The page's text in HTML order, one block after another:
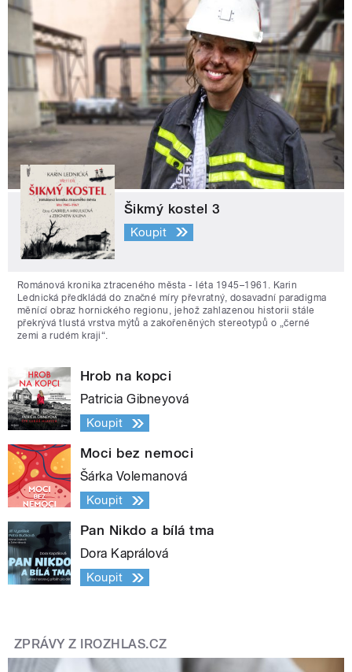
Šikmý kostel 3
Koupit
Románová kronika ztraceného města - léta 1945–1961. Karin
Lednická předkládá do značné míry převratný, dosavadní paradigma
měnící obraz hornického regionu, jehož zahlazenou historii stále
překrývá tlustá vrstva mýtů a zakořeněných stereotypů o „černé
zemi a rudém kraji“.
Hrob na kopci
Patricia Gibneyová
Koupit
Moci bez nemoci
Šárka Volemanová
Koupit
Pan Nikdo a bílá tma
Dora Kaprálová
Koupit
ZPRÁVY Z IROZHLAS.CZ